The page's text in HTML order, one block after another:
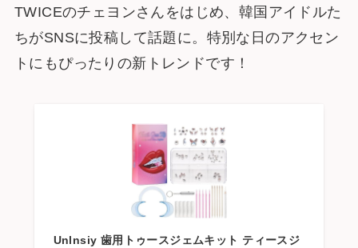
TWICEのチェヨンさんをはじめ、韓国アイドルた
ちがSNSに投稿して話題に。特別な日のアクセン
トにもぴったりの新トレンドです！
Unlnsiy 歯用トゥースジェムキット ティースジ